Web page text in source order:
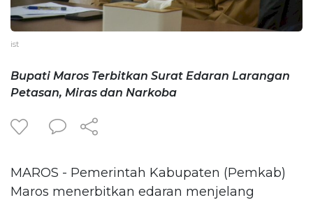
ist
Bupati Maros Terbitkan Surat Edaran Larangan
Petasan, Miras dan Narkoba
MAROS - Pemerintah Kabupaten (Pemkab)
Maros menerbitkan edaran menjelang